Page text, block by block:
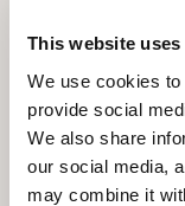
This website
We use cookies
provide social
We also share
our social media,
may combine it
MONTAGEART
IM